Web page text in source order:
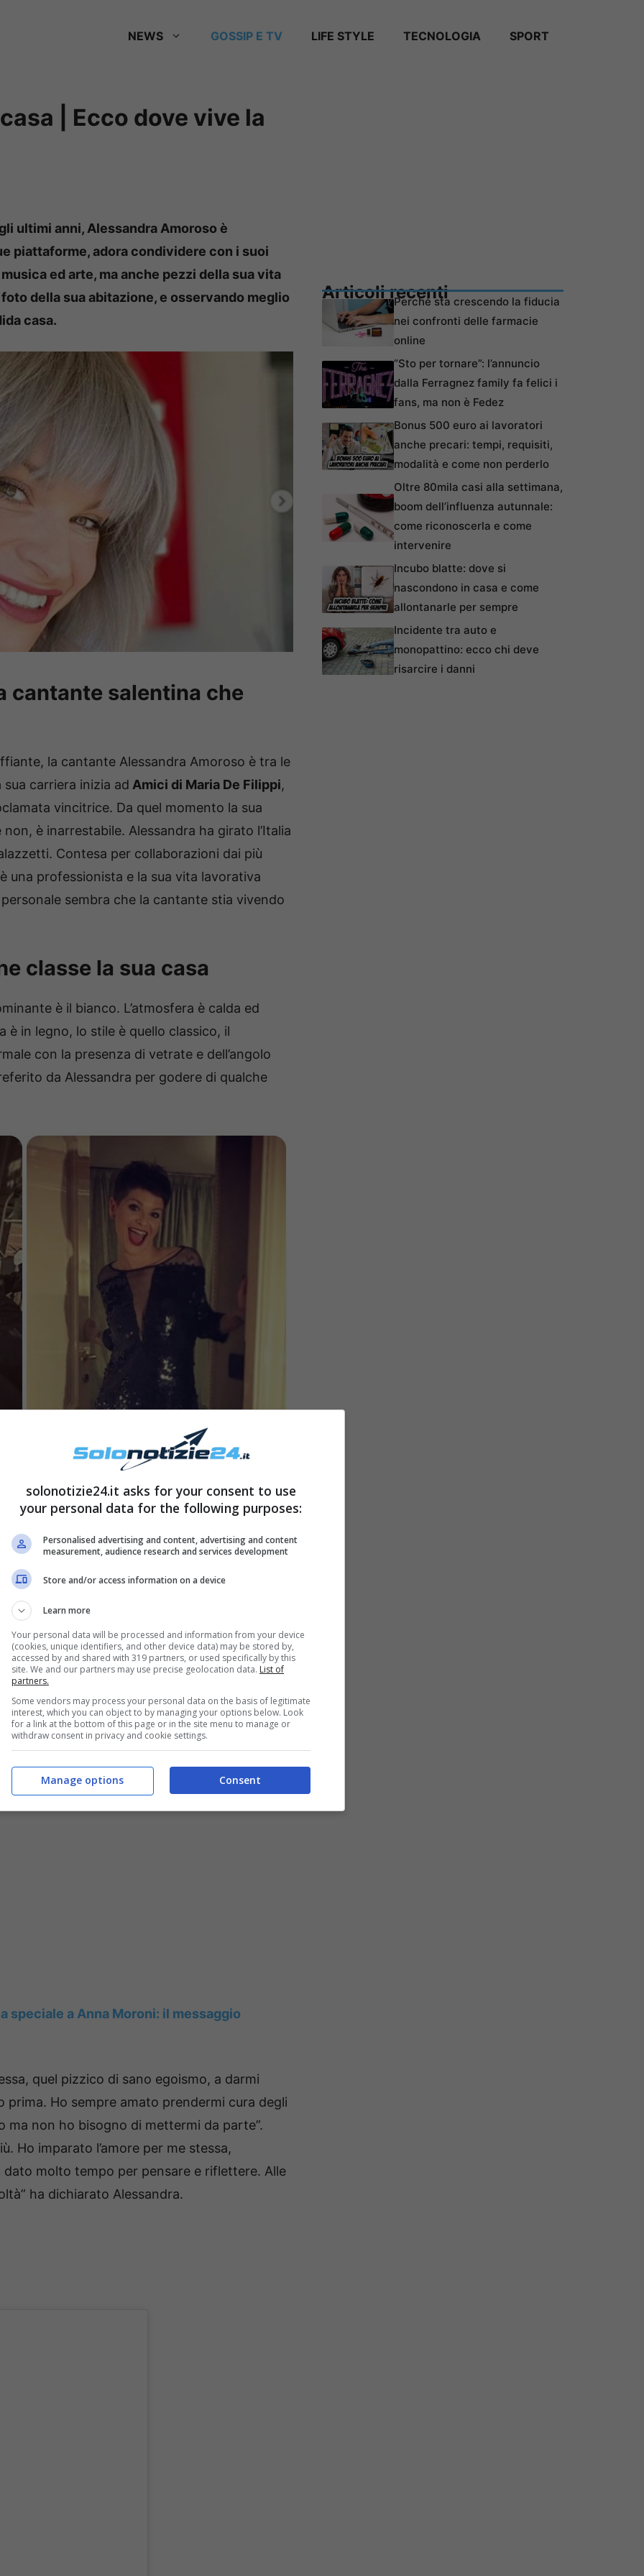
NEWS GOSSIP E TV LIFE STYLE TECNOLOGIA SPORT
| Ecco dove vive la
ultimi anni, Alessandra Amoroso è
piattaforme, adora condividere con i suoi
ed arte, ma anche pezzi della sua vita
della sua abitazione, e osservando meglio
casa.
cantante salentina che
la cantante Alessandra Amoroso è tra le
carriera inizia ad Amici di Maria De Filippi,
vincitrice. Da quel momento la sua
è inarrestabile. Alessandra ha girato l’Italia
Contesa per collaborazioni dai più
una professionista e la sua vita lavorativa
sembra che la cantante stia vivendo
classe la sua casa
è il bianco. L’atmosfera è calda ed
in legno, lo stile è quello classico, il
con la presenza di vetrate e dell’angolo
da Alessandra per godere di qualche
Marrone: Un’amicizia
legate da un forte sentimento di amicizia.
entrambe sono salentine, hanno delle
pubblico. Nessuna rivalità, ma anzi stima e
per un singolo che ha riscosso molto
hanno parlato a cuore aperto del loro
a nudo.
Clerici: il retroscena sulla vita privata
speciale a Anna Moroni: il messaggio
quel pizzico di sano egoismo, a darmi
Ho sempre amato prendermi cura degli
ma non ho bisogno di mettermi da parte”.
Ho imparato l’amore per me stessa,
molto tempo per pensare e riflettere. Alle
ha dichiarato Alessandra.
Articoli recentiPerché sta crescendo la fiducia
nei confronti delle farmacie
online
“Sto per tornare”: l’annuncio
dalla Ferragnez family fa felici i
fans, ma non è Fedez
Bonus 500 euro ai lavoratori
anche precari: tempi, requisiti,
modalità e come non perderlo
Oltre 80mila casi alla settimana,
boom dell’influenza autunnale:
come riconoscerla e come
intervenire
Incubo blatte: dove si
nascondono in casa e come
allontanarle per sempre
Incidente tra auto e
monopattino: ecco chi deve
risarcire i danni
solonotizie24.it asks for your consent to use
your personal data for the following purposes:
Personalised advertising and content, advertising and content
measurement, audience research and services development
Store and/or access information on a device
Learn more
Your personal data will be processed and information from your device
(cookies, unique identifiers, and other device data) may be stored by,
accessed by and shared with 319 partners, or used specifically by this
site. We and our partners may use precise geolocation data. List of
partners.
Some vendors may process your personal data on the basis of legitimate
interest, which you can object to by managing your options below. Look
for a link at the bottom of this page or in the site menu to manage or
withdraw consent in privacy and cookie settings.
Consent
Manage options